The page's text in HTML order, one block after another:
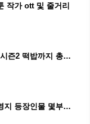
작가 ott 및 줄거리
보물섬 16회 결말 16화 줄거리 시즌2 떡밥까지 총정리
바니와 오빠들 드라마 정보 촬영지 등장인물 몇부작 ott 웹툰 결말 및 줄거리